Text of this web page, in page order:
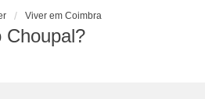
Viver em Coimbra
Choupal?